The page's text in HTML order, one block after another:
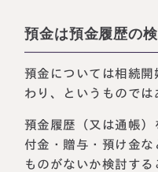
預金は預金履歴の
預金については相続
わり、というものでは
預金履歴（又は通帳
付金・贈与・預け金な
ものがないか検討する